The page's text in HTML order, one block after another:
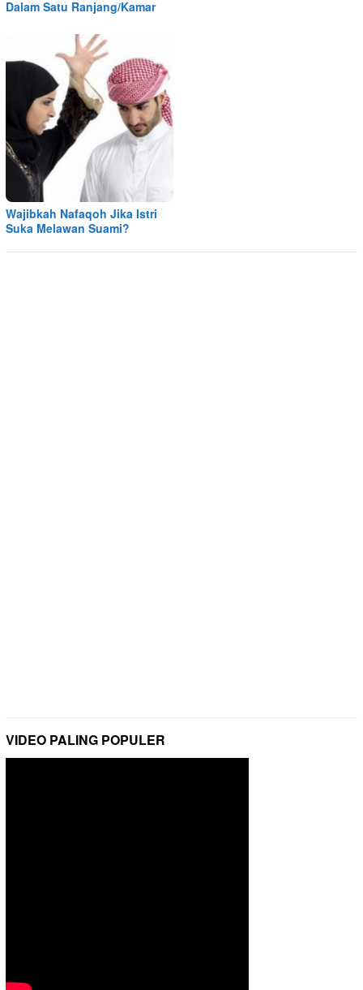
Dalam Satu Ranjang/Kamar
Wajibkah Nafaqoh Jika Istri
Suka Melawan Suami?
VIDEO PALING POPULER